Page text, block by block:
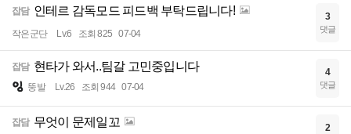
잡담 인테르 감독모드 피드백 부탁드립니다!
작은군단 Lv.6 조회 825 07-04
3
댓글
잡담 현타가 와서..팀갈 고민중입니다
뚱발 Lv.26 조회 944 07-04
4
댓글
잡담 무엇이 문제일꼬 2